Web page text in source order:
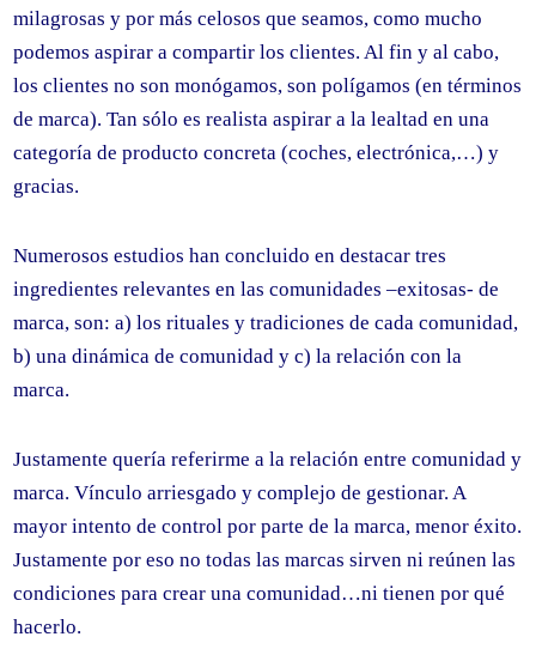
milagrosas y por más celosos que seamos, como mucho
podemos aspirar a compartir los clientes. Al fin y al cabo,
los clientes no son monógamos, son polígamos (en términos
de marca). Tan sólo es realista aspirar a la lealtad en una
categoría de producto concreta (coches, electrónica,…) y
gracias.
Numerosos estudios han concluido en destacar tres
ingredientes relevantes en las comunidades –exitosas- de
marca, son: a) los rituales y tradiciones de cada comunidad,
b) una dinámica de comunidad y c) la relación con la
marca.
Justamente quería referirme a la relación entre comunidad y
marca. Vínculo arriesgado y complejo de gestionar. A
mayor intento de control por parte de la marca, menor éxito.
Justamente por eso no todas las marcas sirven ni reúnen las
condiciones para crear una comunidad…ni tienen por qué
hacerlo.